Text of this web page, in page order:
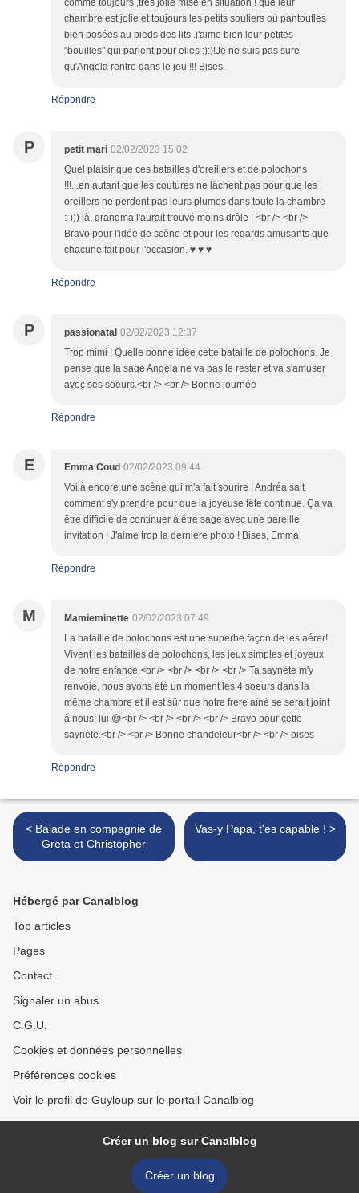
comme toujours ,très jolie mise en situation ! que leur
chambre est jolie et toujours les petits souliers où pantoufles
bien posées au pieds des lits .j'aime bien leur petites
"bouilles" qui parlent pour elles :):)!Je ne suis pas sure
qu'Angela rentre dans le jeu !!! Bises.
Répondre
P petit mari 02/02/2023 15:02
Quel plaisir que ces batailles d'oreillers et de polochons
!!!...en autant que les coutures ne lâchent pas pour que les
oreillers ne perdent pas leurs plumes dans toute la chambre
:-))) là, grandma l'aurait trouvé moins drôle ! <br /> <br />
Bravo pour l'idée de scène et pour les regards amusants que
chacune fait pour l'occasion. ♥ ♥ ♥
Répondre
P passionatal 02/02/2023 12:37
Trop mimi ! Quelle bonne idée cette bataille de polochons. Je
pense que la sage Angéla ne va pas le rester et va s'amuser
avec ses soeurs.<br /> <br /> Bonne journée
Répondre
E Emma Coud 02/02/2023 09:44
Voilà encore une scène qui m'a fait sourire ! Andréa sait
comment s'y prendre pour que la joyeuse fête continue. Ça va
être difficile de continuer à être sage avec une pareille
invitation ! J'aime trop la dernière photo ! Bises, Emma
Répondre
M Mamieminette 02/02/2023 07:49
La bataille de polochons est une superbe façon de les aérer!
Vivent les batailles de polochons, les jeux simples et joyeux
de notre enfance.<br /> <br /> <br /> <br /> Ta saynète m'y
renvoie, nous avons été un moment les 4 soeurs dans la
même chambre et il est sûr que notre frère aîné se serait joint
à nous, lui 😅<br /> <br /> <br /> <br /> Bravo pour cette
saynète.<br /> <br /> Bonne chandeleur<br /> <br /> bises
Répondre
< Balade en compagnie de
Greta et Christopher
Vas-y Papa, t'es capable ! >
Hébergé par Canalblog
Top articles
Pages
Contact
Signaler un abus
C.G.U.
Cookies et données personnelles
Préférences cookies
Voir le profil de Guyloup sur le portail Canalblog
Créer un blog sur Canalblog
Créer un blog